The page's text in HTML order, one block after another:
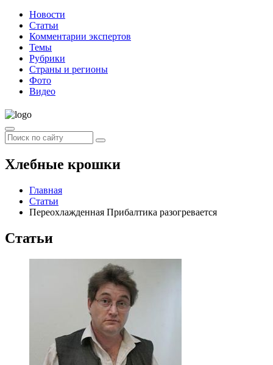
Новости
Статьи
Комментарии экспертов
Темы
Рубрики
Страны и регионы
Фото
Видео
Хлебные крошки
Главная
Статьи
Переохлажденная Прибалтика разогревается
Статьи